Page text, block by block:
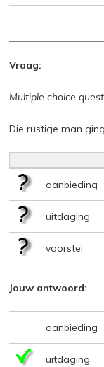
Vraag:
Multiple choice
Die rustige man
aanbieding
uitdaging
voorstel
Jouw antwoord:
aanbieding
uitdaging